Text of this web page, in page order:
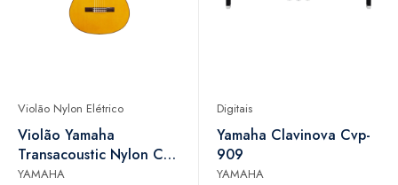
Violão Nylon Elétrico
Violão Yamaha
Transacoustic Nylon Cg-
ta Natural
YAMAHA
Digitais
Yamaha Clavinova Cvp-
909
YAMAHA